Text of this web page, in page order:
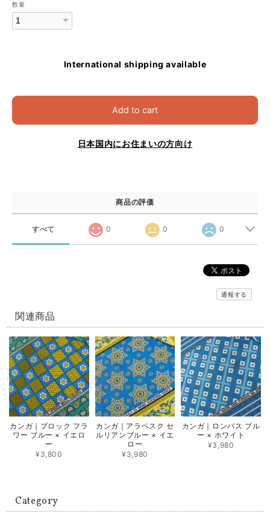
数量
International shipping available
Add to cart
日本国内にお住まいの方向け
商品の評価
すべて 0 0 0
通報する
関連商品
カンガ｜ブロック フラ
ワー ブルー × イエロ
ー
¥3,800
カンガ｜アラベスク セ
ルリアンブルー × イエ
ロー
¥3,980
カンガ｜ロンバス ブル
ー × ホワイト
¥3,980
Category